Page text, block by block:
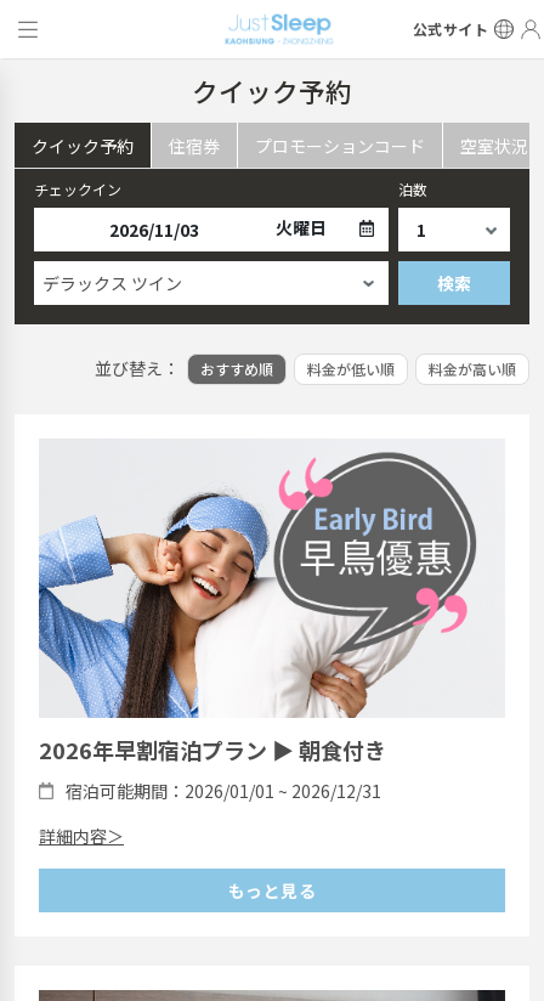
公式サイト
クイック予約
クイック予約 住宿券 プロモーションコード 空室状況
チェックイン
火曜日
泊数
デラックス ツイン 検索
並び替え： おすすめ順 料金が低い順 料金が高い順
2026年早割宿泊プラン ▶ 朝食付き
宿泊可能期間：2026/01/01 ~ 2026/12/31
詳細内容＞
もっと見る